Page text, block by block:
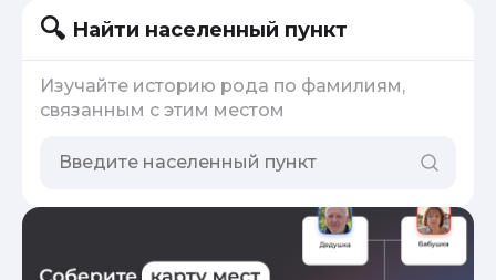
Найти населенный пункт
Изучайте историю рода по фамилиям,
связанным с этим местом